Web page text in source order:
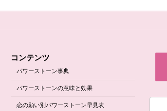
コンテンツ
パワーストーン事典
パワーストーンの意味と効果
恋の願い別パワーストーン早見表